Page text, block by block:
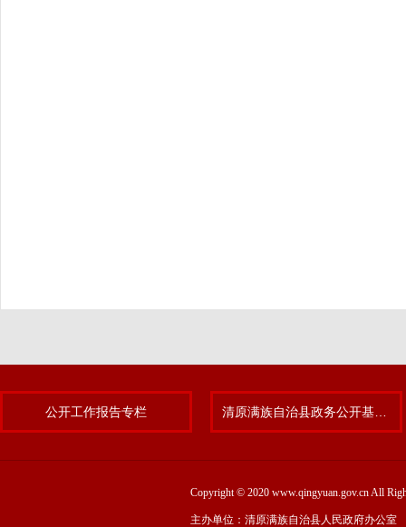
公开工作报告专栏
Copyright © 2020 www.qingyuan.gov.cn All
主办单位：清原满族自治县人民政府办公室